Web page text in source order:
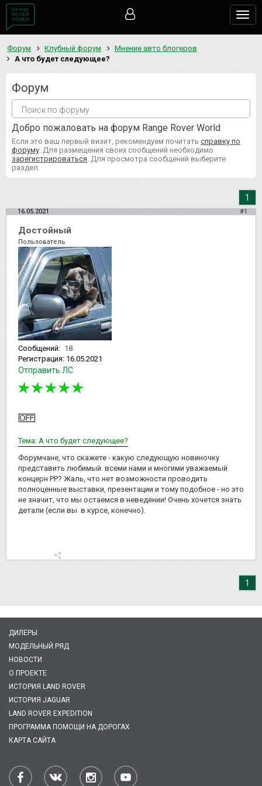
Форум Клубный форум
Мнение авто блогеров
А что будет следующее?
Форум
Добро пожаловать на форум Range Rover World
Если это ваш первый визит, рекомендуем почитать справку по
форуму . Для размещения своих сообщений необходимо
зарегистрироваться . Для просмотра сообщений выберите
раздел.
1
16.05.2021 #1
Достойный
Пользователь
Сообщений: 18
Регистрация: 16.05.2021
Отправить ЛС
Тема: А что будет следующее?
Форумчане, что скажете - какую следующую новиночку
представить любимый всеми нами и многими уважаемый
концерн РР? Жаль, что нет возможности проводить
полноценные выставки, презентации и тому подобное - но это
не значит, что мы остаемся в неведении! Очень хочется знать
детали (если вы в курсе, конечно).
1
ДИЛЕРЫ
МОДЕЛЬНЫЙ РЯД
НОВОСТИ
О ПРОЕКТЕ
ИСТОРИЯ LAND ROVER
ИСТОРИЯ JAGUAR
LAND ROVER EXPEDITION
ПРОГРАММА ПОМОЩИ НА ДОРОГАХ
КАРТА САЙТА